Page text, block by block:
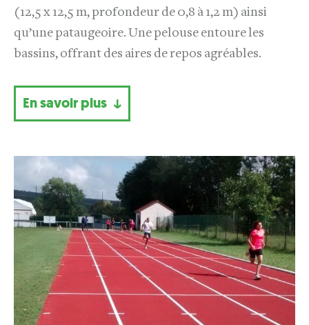
(12,5 x 12,5 m, profondeur de 0,8 à 1,2 m) ainsi
qu’une pataugeoire. Une pelouse entoure les
bassins, offrant des aires de repos agréables.
En savoir plus